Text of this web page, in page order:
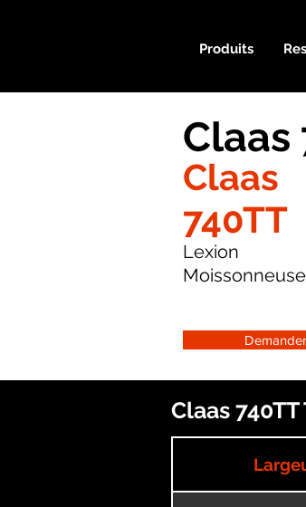
Produits
Claas
Claas
740TT
Lexion
Claas